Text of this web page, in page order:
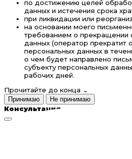
по достижению целей
данных и истечения срока
при ликвидации или
на основании моего
требованием о прекращении
данных (оператор прекратит
персональных данных в
о чем будет направлено
субъекту персональных
рабочих дней.
Прочитайте до конца ⌄
Принимаю Не принимаю
Консультация